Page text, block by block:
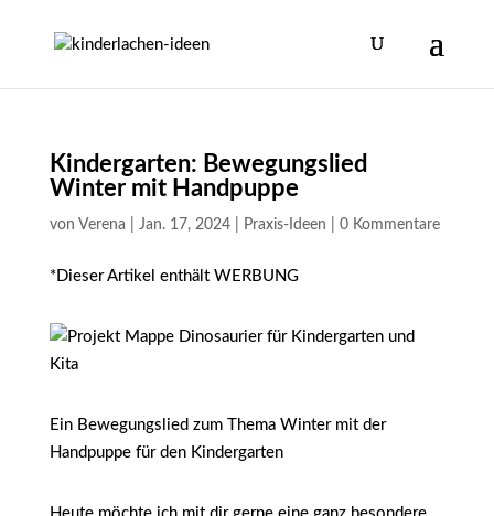
Kindergarten: Bewegungslied
Winter mit Handpuppe
von Verena Jan. 17, 2024| Praxis-Ideen 0 Kommentare
*Dieser Artikel enthält WERBUNG
Ein Bewegungslied zum Thema Winter mit der
Handpuppe für den Kindergarten